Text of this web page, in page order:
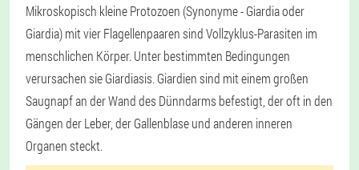
Mikroskopisch kleine Protozoen (Synonyme - Giardia oder
Giardia) mit vier Flagellenpaaren sind Vollzyklus-Parasiten im
menschlichen Körper. Unter bestimmten Bedingungen
verursachen sie Giardiasis. Giardien sind mit einem großen
Saugnapf an der Wand des Dünndarms befestigt, der oft in den
Gängen der Leber, der Gallenblase und anderen inneren
Organen steckt.